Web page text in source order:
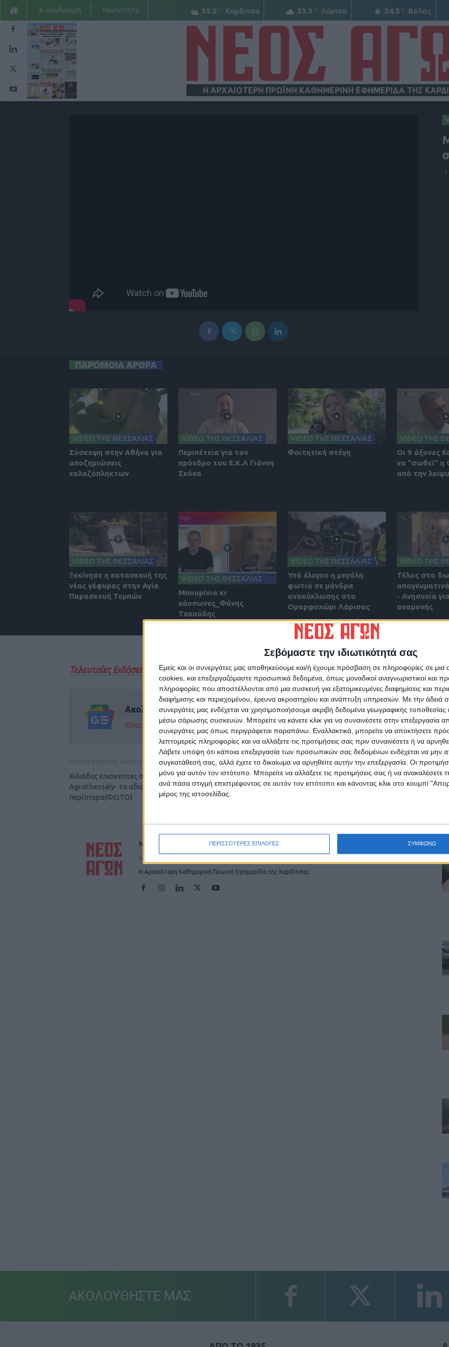
Σεβόμαστε την ιδιωτικότητά σας
Εμείς και οι συνεργάτες μας αποθηκεύουμε και/ή έχουμε πρόσβαση σε πληροφορίες σε
cookies, και επεξεργαζόμαστε προσωπικά δεδομένα, όπως μοναδικοί αναγνωριστικοί και
πληροφορίες που αποστέλλονται από μια συσκευή για εξατομικευμένες διαφημίσεις και
διαφήμισης και περιεχομένου, έρευνα ακροατηρίου και ανάπτυξη υπηρεσιών. Με την άδειά
συνεργάτες μας ενδέχεται να χρησιμοποιήσουμε ακριβή δεδομένα γεωγραφικής τοποθεσίας
μέσω σάρωσης συσκευών. Μπορείτε να κάνετε κλικ για να συναινέσετε στην επεξεργασία
συνεργάτες μας όπως περιγράφεται παραπάνω. Εναλλακτικά, μπορείτε να αποκτήσετε
λεπτομερείς πληροφορίες και να αλλάξετε τις προτιμήσεις σας πριν συναινέσετε ή να
Λάβετε υπόψη ότι κάποια επεξεργασία των προσωπικών σας δεδομένων ενδέχεται να μην
συγκατάθεσή σας, αλλά έχετε το δικαίωμα να αρνηθείτε αυτήν την επεξεργασία. Οι
μόνο για αυτόν τον ιστότοπο. Μπορείτε να αλλάξετε τις προτιμήσεις σας ή να ανακαλέσετε
ανά πάσα στιγμή επιστρέφοντας σε αυτόν τον ιστότοπο και κάνοντας κλικ στο κουμπί
μέρος της ιστοσελίδας.
ΠΕΡΙΣΣΟΤΕΡΕΣ ΕΠΙΛΟΓΕΣ ΣΥΜΦΩΝΩ
35.5 C Καρδίτσα 33.3 C Λάρισα 34.5 C Βόλος
e-Συνδρομή Ταυτότητα
Η ΑΡΧΑΙΟΤΕΡΗ ΠΡΩΪΝΗ ΚΑΘΗΜΕΡΙΝΗ ΕΦΗΜΕΡΙΔΑ ΤΗΣ
ΠΑΡΟΜΟΙΑ ΑΡΘΡΑ
VIDEO ΤΗΣ ΘΕΣΣΑΛΙΑΣ
Σύσκεψη στην Αθήνα για
αποζημιώσεις
χαλαζόπληκτων
VIDEO ΤΗΣ ΘΕΣΣΑΛΙΑΣ
Περιπέτεια για τον
πρόεδρο του Ε.Κ.Λ Γιάννη
Σκόκα
VIDEO ΤΗΣ ΘΕΣΣΑΛΙΑΣ
Φοιτητική στέγη
VIDEO ΤΗΣ
Οι 9 άξονες
να "σωθεί" η
από την
VIDEO ΤΗΣ ΘΕΣΣΑΛΙΑΣ
Ξεκίνησε η κατασκευή της
νέας γέφυρας στην Αγία
Παρασκευή Τεμπών
VIDEO ΤΗΣ ΘΕΣΣΑΛΙΑΣ
Μπουρίνια κι
κάυσωνες_Φάνης
Τακούδης
VIDEO ΤΗΣ ΘΕΣΣΑΛΙΑΣ
Υπό έλεγχο η μεγάλη
φωτιά σε μάνδρα
ανακύκλωσης στο
Ομορφοχώρι Λάρισας
VIDEO ΤΗΣ
Τέλος στα
- Ανησυχία
αναμονής
Τελευταίες Ειδήσεις Σήμερα
Ακολούθησε την εφημερίδα ΝΕΟΣ ΑΓΩΝ στο Google News!
Όλες οι εξελίξεις στην περιοχή της Καρδίτσας και ευρύτερα της Θεσσαλίας
Χιλιάδες επισκεπτες σήμερα στην
Agrothessaly- το αδιαχώρητο στα 760
περίπτερα(ΦΩΤΟ)
ΕΠΟΜΕΝΟ ΑΡΘΡΟ
Τα λιοντάρια της ΑΣΑ «άλωσαν» το Αλκαζάρ
κερδίζοντας πανάξια και δίκαια την ΑΕΛ (0-1) -
ΝΕΟΣ ΑΓΩΝ
https://neosagon.gr
Η Αρχαιότερη Καθημερινή Πρωινή Εφημερίδα της Καρδίτσας
ΑΚΟΛΟΥΘΗΣΤΕ ΜΑΣ